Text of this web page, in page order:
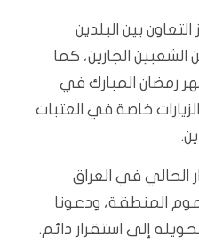
بين البلدين
الشعبين الجارين، كما
رمضان المبارك في
خاصة في العتبات
الحالي في العراق
المنطقة، ودعونا
إلى استقرار دائم.